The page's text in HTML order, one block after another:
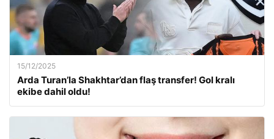
15/12/2025
Arda Turan’la Shakhtar’dan flaş transfer! Gol kralı
ekibe dahil oldu!